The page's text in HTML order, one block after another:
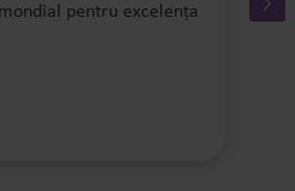
pentru excelența